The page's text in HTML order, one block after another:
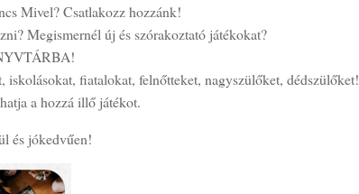
Mivel? Csatlakozz hozzánk!
Megismernél új és szórakoztató játékokat?
iskolásokat, fiatalokat, felnőtteket, nagyszülőket, dédszülőket!
a hozzá illő játékot.
és jókedvűen!